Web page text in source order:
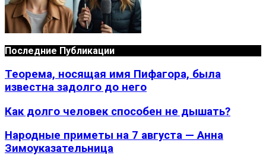
Последние Публикации
Теорема, носящая имя Пифагора, была
известна задолго до него
Как долго человек способен не дышать?
Народные приметы на 7 августа — Анна
Зимоуказательница